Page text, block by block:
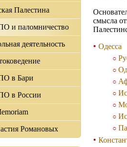
Палестина
и паломничество
деятельность
в Бари
в России
Романовых
смысла
Одесса